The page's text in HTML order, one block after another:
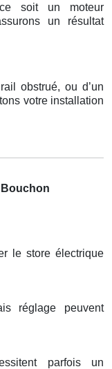
soit un moteur
un résultat
obstrué, ou d’un
votre installation
le store électrique
réglage peuvent
parfois un